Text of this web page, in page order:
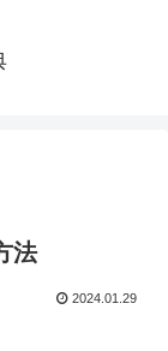
法
2024.01.29